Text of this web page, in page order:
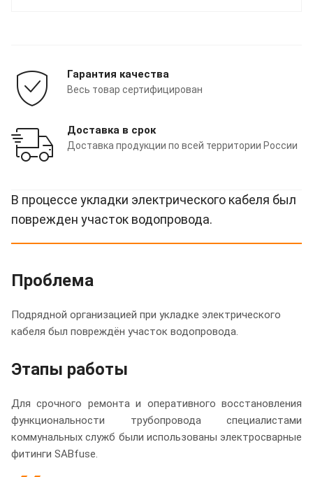
Гарантия качества
Весь товар сертифицирован
Доставка в срок
Доставка продукции по всей территории России
В процессе укладки электрического кабеля был
поврежден участок водопровода.
Проблема
Подрядной организацией при укладке электрического
кабеля был повреждён участок водопровода.
Этапы работы
Для срочного ремонта и оперативного восстановления
функциональности трубопровода специалистами
коммунальных служб были использованы электросварные
фитинги SABfuse.